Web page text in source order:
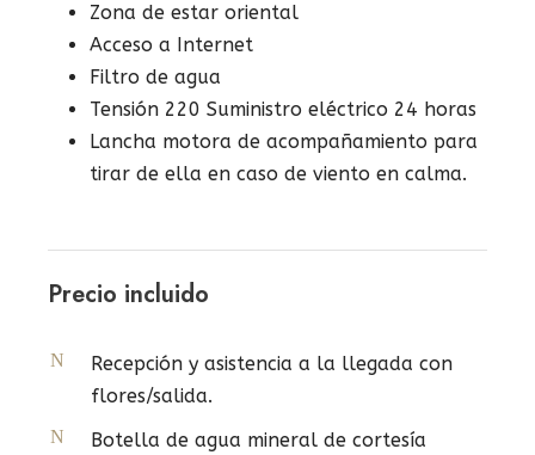
Zona de estar oriental
Acceso a Internet
Filtro de agua
Tensión 220 Suministro eléctrico 24 horas
Lancha motora de acompañamiento para
tirar de ella en caso de viento en calma.
Precio incluido
Recepción y asistencia a la llegada con
flores/salida.
Botella de agua mineral de cortesía